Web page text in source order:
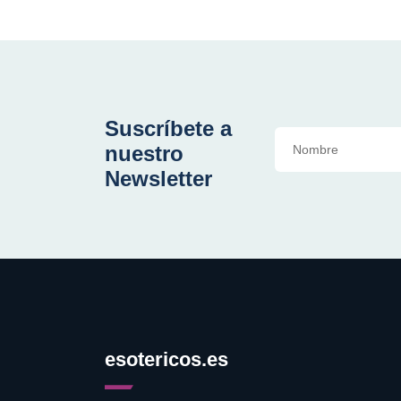
Suscríbete a
nuestro
Newsletter
esotericos.es